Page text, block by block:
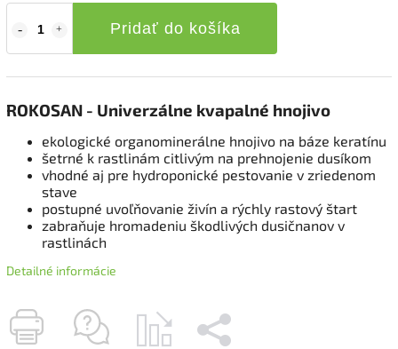
Pridať do košíka
ROKOSAN - Univerzálne kvapalné hnojivo
ekologické organominerálne hnojivo na báze keratínu
šetrné k rastlinám citlivým na prehnojenie dusíkom
vhodné aj pre hydroponické pestovanie v zriedenom
stave
postupné uvoľňovanie živín a rýchly rastový štart
zabraňuje hromadeniu škodlivých dusičnanov v
rastlinách
Detailné informácie